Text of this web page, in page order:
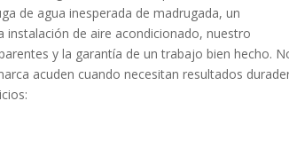
de agua inesperada de madrugada, un
de aire acondicionado, nuestro
y la garantía de un trabajo bien hecho.
acuden cuando necesitan resultados